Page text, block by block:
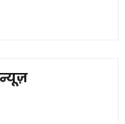
न्यूज़